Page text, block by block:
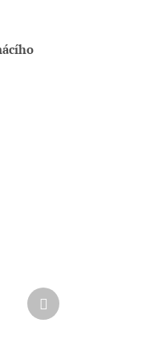
Další
produkt